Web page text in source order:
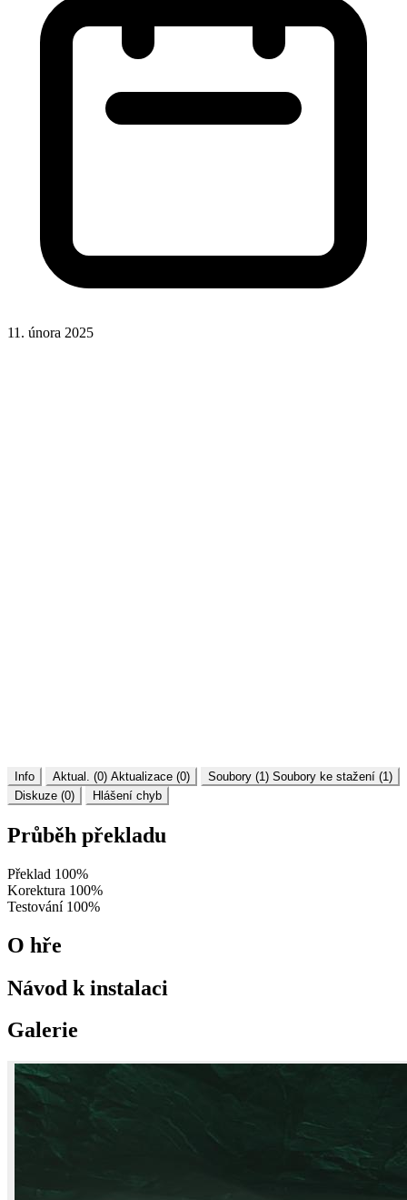
11. února 2025
Info Aktual. (0) Aktualizace (0) Soubory (1) Soubory ke stažení (1)
Diskuze (0)
Hlášení chyb
Průběh překladu
Překlad 100%
Korektura 100%
Testování 100%
O hře
Návod k instalaci
Galerie